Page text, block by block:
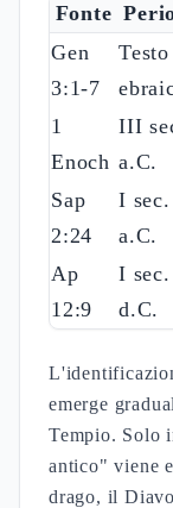
Fonte
Gen
3:1-7
Testo
1
Enoch
III
a.C.
Sap
2:24
I sec.
a.C.
Ap
12:9
I sec.
d.C.
emerge
Tempio. Solo
antico" viene
drago, il